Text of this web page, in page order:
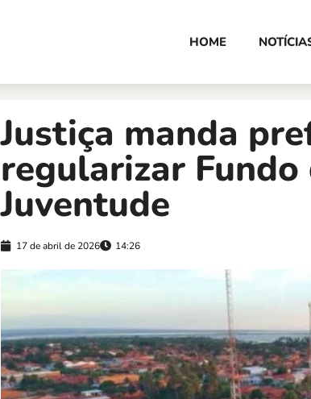
HOME
Justiça manda
regularizar Fundo
Juventude
17 de abril de 2026 14:26